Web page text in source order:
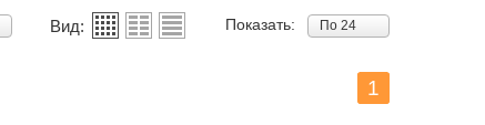
Вид: Показать: По 24
1